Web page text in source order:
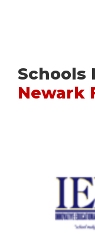
Schools
Newark